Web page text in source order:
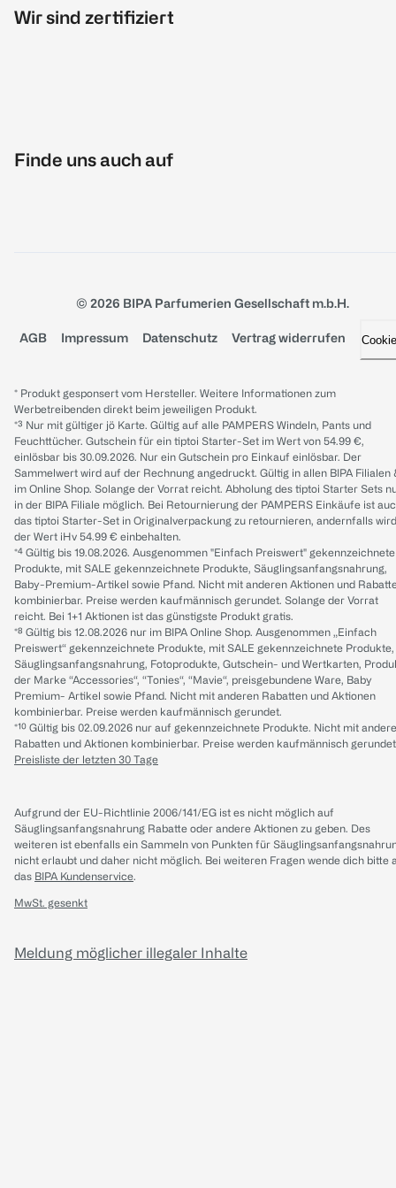
Wir sind zertifiziert
Finde uns auch auf
© 2026 BIPA Parfumerien Gesellschaft m.b.H.
AGB Impressum Datenschutz Vertrag widerrufen
* Produkt gesponsert vom Hersteller. Weitere Informationen zum
Werbetreibenden direkt beim jeweiligen Produkt.
*³ Nur mit gültiger jö Karte. Gültig auf alle PAMPERS Windeln, Pants und
Feuchttücher. Gutschein für ein tiptoi Starter-Set im Wert von 54.99 €,
einlösbar bis 30.09.2026. Nur ein Gutschein pro Einkauf einlösbar. Der
Sammelwert wird auf der Rechnung angedruckt. Gültig in allen BIPA Filialen
im Online Shop. Solange der Vorrat reicht. Abholung des tiptoi Starter Sets
in der BIPA Filiale möglich. Bei Retournierung der PAMPERS Einkäufe ist
das tiptoi Starter-Set in Originalverpackung zu retournieren, andernfalls wird
der Wert iHv 54.99 € einbehalten.
*⁴ Gültig bis 19.08.2026. Ausgenommen "Einfach Preiswert" gekennzeichnete
Produkte, mit SALE gekennzeichnete Produkte, Säuglingsanfangsnahrung,
Baby-Premium-Artikel sowie Pfand. Nicht mit anderen Aktionen und
kombinierbar. Preise werden kaufmännisch gerundet. Solange der Vorrat
reicht. Bei 1+1 Aktionen ist das günstigste Produkt gratis.
*⁸ Gültig bis 12.08.2026 nur im BIPA Online Shop. Ausgenommen „Einfach
Preiswert“ gekennzeichnete Produkte, mit SALE gekennzeichnete Produkte,
Säuglingsanfangsnahrung, Fotoprodukte, Gutschein- und Wertkarten,
der Marke “Accessories“, “Tonies“, “Mavie“, preisgebundene Ware, Baby
Premium- Artikel sowie Pfand. Nicht mit anderen Rabatten und Aktionen
kombinierbar. Preise werden kaufmännisch gerundet.
*¹⁰ Gültig bis 02.09.2026 nur auf gekennzeichnete Produkte. Nicht mit
Rabatten und Aktionen kombinierbar. Preise werden kaufmännisch
Preisliste der letzten 30 Tage
Aufgrund der EU-Richtlinie 2006/141/EG ist es nicht möglich auf
Säuglingsanfangsnahrung Rabatte oder andere Aktionen zu geben. Des
weiteren ist ebenfalls ein Sammeln von Punkten für
nicht erlaubt und daher nicht möglich. Bei weiteren Fragen wende dich bitte
das BIPA Kundenservice.
MwSt. gesenkt
Meldung möglicher illegaler Inhalte